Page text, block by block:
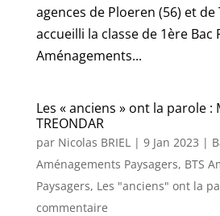
agences de Ploeren (56) et de
accueilli la classe de 1ère Bac
Aménagements...
Les « anciens » ont la parole :
TREONDAR
par Nicolas BRIEL| 9 Jan 2023 |
Aménagements Paysagers, BTS
Paysagers, Les "anciens" ont la
commentaire